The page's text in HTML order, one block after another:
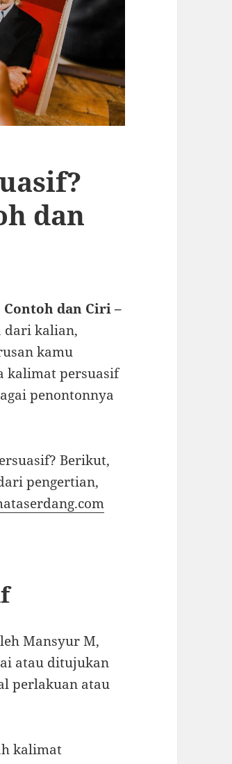
dan
dan Ciri –
dari kalian,
kamu
kalimat persuasif
penontonnya
Berikut,
pengertian,
Mansyur M,
atau ditujukan
perlakuan atau
kalimat